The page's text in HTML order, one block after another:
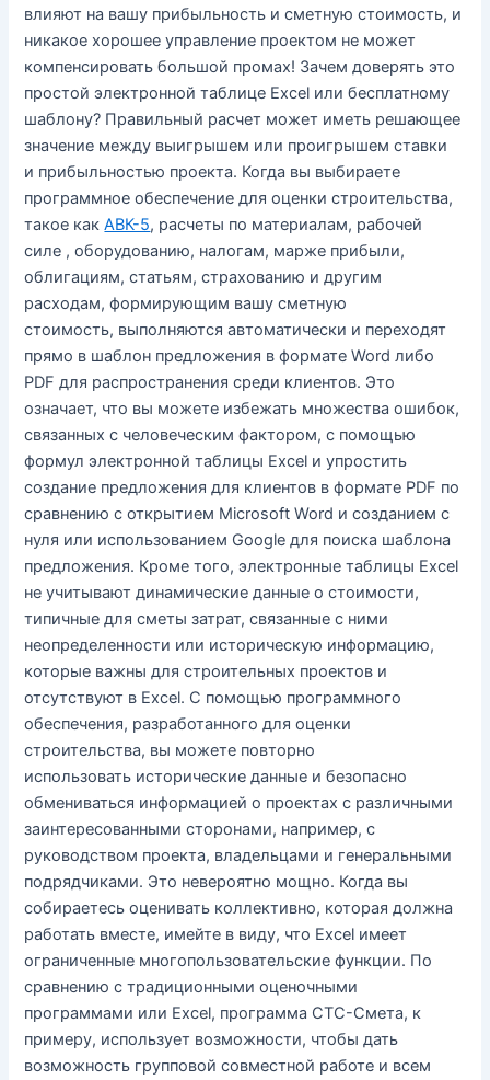
влияют на вашу прибыльность и сметную стоимость, и
никакое хорошее управление проектом не может
компенсировать большой промах! Зачем доверять это
простой электронной таблице Excel или бесплатному
шаблону? Правильный расчет может иметь решающее
значение между выигрышем или проигрышем ставки
и прибыльностью проекта. Когда вы выбираете
программное обеспечение для оценки строительства,
такое какАВК-5, расчеты по материалам, рабочей
силе , оборудованию, налогам, марже прибыли,
облигациям, статьям, страхованию и другим
расходам, формирующим вашу сметную
стоимость, выполняются автоматически и переходят
прямо в шаблон предложения в формате Word либо
PDF для распространения среди клиентов. Это
означает, что вы можете избежать множества ошибок,
связанных с человеческим фактором, с помощью
формул электронной таблицы Excel и упростить
создание предложения для клиентов в формате PDF по
сравнению с открытием Microsoft Word и созданием с
нуля или использованием Google для поиска шаблона
предложения. Кроме того, электронные таблицы Excel
не учитывают динамические данные о стоимости,
типичные для сметы затрат, связанные с ними
неопределенности или историческую информацию,
которые важны для строительных проектов и
отсутствуют в Excel. С помощью программного
обеспечения, разработанного для оценки
строительства, вы можете повторно
использовать исторические данные и безопасно
обмениваться информацией о проектах с различными
заинтересованными сторонами, например, с
руководством проекта, владельцами и генеральными
подрядчиками. Это невероятно мощно. Когда вы
собираетесь оценивать коллективно, которая должна
работать вместе, имейте в виду, что Excel имеет
ограниченные многопользовательские функции. По
сравнению с традиционными оценочными
программами или Excel, программа СТС-Смета, к
примеру, использует возможности, чтобы дать
возможность групповой совместной работе и всем